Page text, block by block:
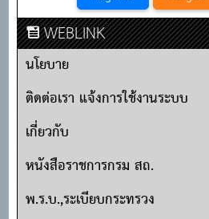
WEBLINK
นโยบาย
ติดต่อเรา แจ้งการใช้งานระบบ
เกี่ยวกับ
หนังสือราชการกรม สถ.
พ.ร.บ.,ระเบียบกระทรวง